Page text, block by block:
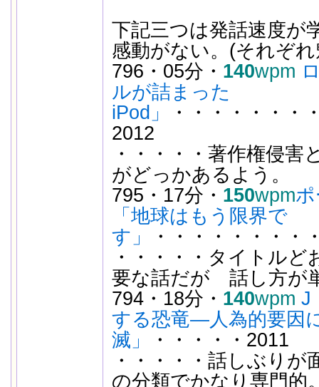
下記三つは発話速度が
感動がない。(それぞ
796・05分・ 140wpm
ルが詰まった
iPod」
・・・・・・・
2012
・・・・・著作権侵
がどっかあるよう。
795・17分・ 150wpm
「地球はもう限界で
す」
・・・・・・・・
・・・・・タイトル
要な話だが 話し方が
794・18分・ 140wpm J
する恐竜―人為的要因
滅」
・・・・・2011
・・・・・話しぶりが
の分類でかなり専門的